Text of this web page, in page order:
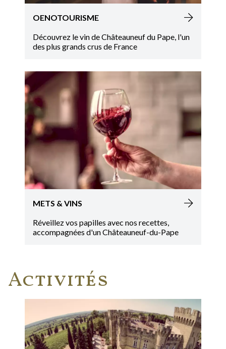
OENOTOURISME
Découvrez le vin de Châteauneuf du Pape, l'un
des plus grands crus de France
METS & VINS
Réveillez vos papilles avec nos recettes,
accompagnées d'un Châteauneuf-du-Pape
Activités